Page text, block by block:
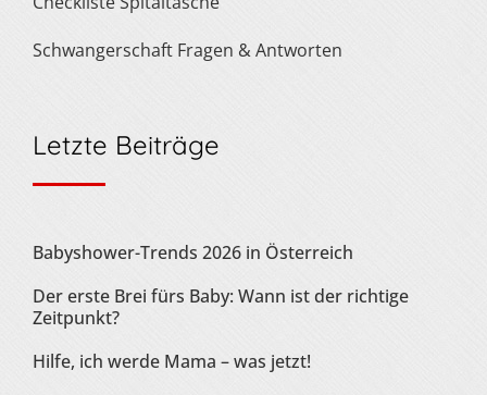
Schwangerschaft Fragen & Antworten
Letzte Beiträge
Babyshower-Trends 2026 in Österreich
Der erste Brei fürs Baby: Wann ist der richtige
Zeitpunkt?
Hilfe, ich werde Mama – was jetzt!